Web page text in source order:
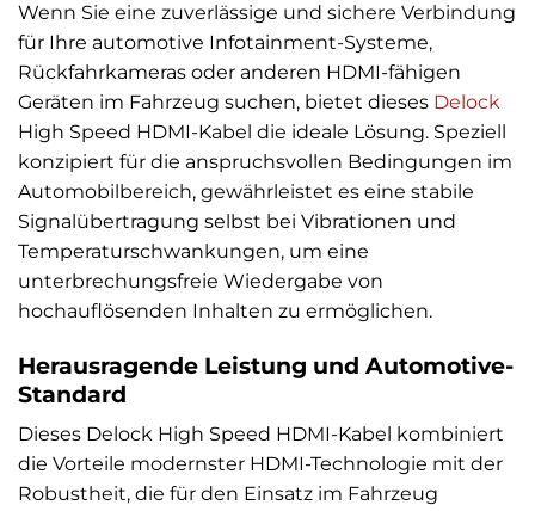
Wenn Sie eine zuverlässige und sichere Verbindung
für Ihre automotive Infotainment-Systeme,
Rückfahrkameras oder anderen HDMI-fähigen
Geräten im Fahrzeug suchen, bietet dieses Delock
High Speed HDMI-Kabel die ideale Lösung. Speziell
konzipiert für die anspruchsvollen Bedingungen im
Automobilbereich, gewährleistet es eine stabile
Signalübertragung selbst bei Vibrationen und
Temperaturschwankungen, um eine
unterbrechungsfreie Wiedergabe von
hochauflösenden Inhalten zu ermöglichen.
Herausragende Leistung und Automotive-
Standard
Dieses Delock High Speed HDMI-Kabel kombiniert
die Vorteile modernster HDMI-Technologie mit der
Robustheit, die für den Einsatz im Fahrzeug